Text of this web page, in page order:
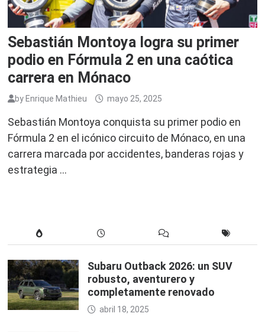
Sebastián Montoya logra su primer
podio en Fórmula 2 en una caótica
carrera en Mónaco
by Enrique Mathieu mayo 25, 2025
Sebastián Montoya conquista su primer podio en
Fórmula 2 en el icónico circuito de Mónaco, en una
carrera marcada por accidentes, banderas rojas y
estrategia …
Subaru Outback 2026: un SUV
robusto, aventurero y
completamente renovado
abril 18, 2025